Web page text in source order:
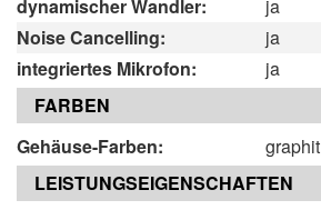
dynamischer Wandler:
ja
Noise Cancelling:
ja
integriertes Mikrofon:
ja
FARBEN
Gehäuse-Farben:
graphit
LEISTUNGSEIGENSCHAFTEN